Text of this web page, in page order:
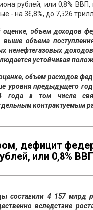
рублей, или 0,8%
- на 36,8%, до 7,526
оценке, объем доходов
выше объема
ненефтегазовых
устойчивая
объем расходов
уровня предыдущего
года в том числе
контрактуемым
дефицит
или 0,8%
составили 4 157 млрд
вследствие